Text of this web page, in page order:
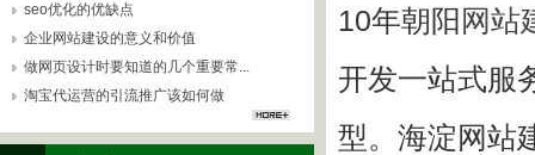
10年朝阳 网站
开发一站式服
型。 海淀 网站
seo优化的优缺点
企业网站建设的意义和价值
做网页设计时要知道的几个重要常...
淘宝代运营的引流推广该如何做